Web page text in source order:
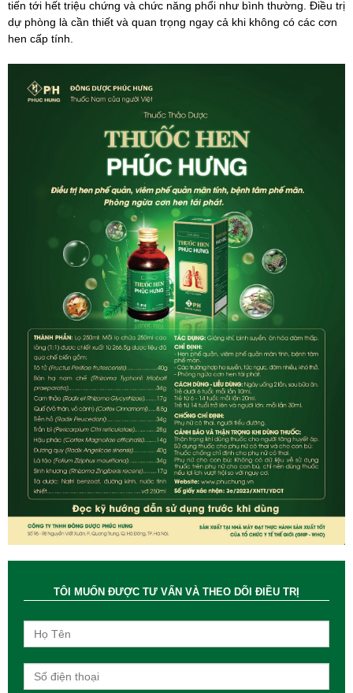
tiến tới hết triệu chứng và chức năng phổi như bình thường. Điều trị
dự phòng là cần thiết và quan trọng ngay cả khi không có các cơn
hen cấp tính.
TÔI MUỐN ĐƯỢC TƯ VẤN VÀ THEO DÕI ĐIỀU TRỊ